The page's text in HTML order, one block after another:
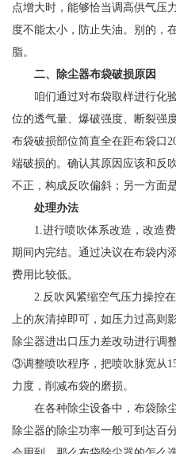
点增大时，能够恰当调高供气压
度不能太小，防止失油。别的，
脂。
二、除尘器布袋破损原因
咱们通过对布袋取样进行化
位的透气量、爆破强度、断裂强
布袋破损部位简直全在距布袋口
端破损的。确认其原因应该和反
不正，构成反吹偏斜；另一方面
处理办法
1.进行喷吹体系改造，改造
期间内完结。通过决议在布袋内
费用比较低。
2.反吹风紧缩空气压力操控
上的灰清掉即可，如压力过高则
除尘器进出口压力差改动进行调
③调整喷吹程序，把喷吹脉宽从
力度，削减布袋的磨损。
在各种除尘设备中，布袋除
除尘器的除尘功率一般可到达百